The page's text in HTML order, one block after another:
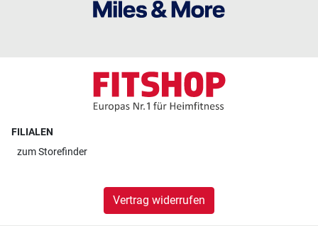
FILIALEN
zumStorefinder
Vertrag widerrufen